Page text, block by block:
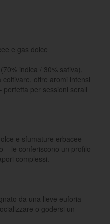
e gas dolce
indica / 30% sativa),
offre aromi intensi
perfetta per sessioni serali
e sfumature erbacee
– le conferiscono un profilo
complessi.
da una lieve euforia
o godersi un